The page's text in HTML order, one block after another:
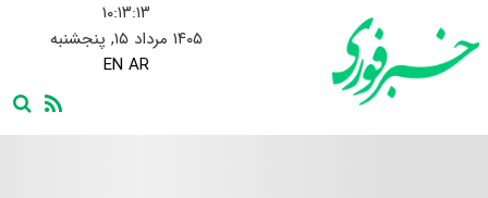
۱۰:۱۳:۱۳
۱۴۰۵ مرداد ۱۵, پنجشنبه
EN AR